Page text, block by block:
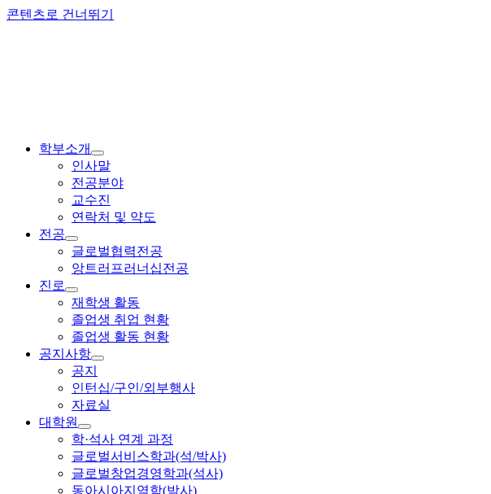
콘텐츠로 건너뛰기
학부소개
인사말
전공분야
교수진
연락처 및 약도
전공
글로벌협력전공
앙트러프러너십전공
진로
재학생 활동
졸업생 취업 현황
졸업생 활동 현황
공지사항
공지
인턴십/구인/외부행사
자료실
대학원
학·석사 연계 과정
글로벌서비스학과(석/박사)
글로벌창업경영학과(석사)
동아시아지역학(박사)